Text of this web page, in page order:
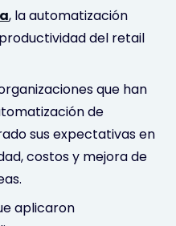
, la automatización
del retail
que han
de
sus expectativas en
costos y mejora de
aplicaron